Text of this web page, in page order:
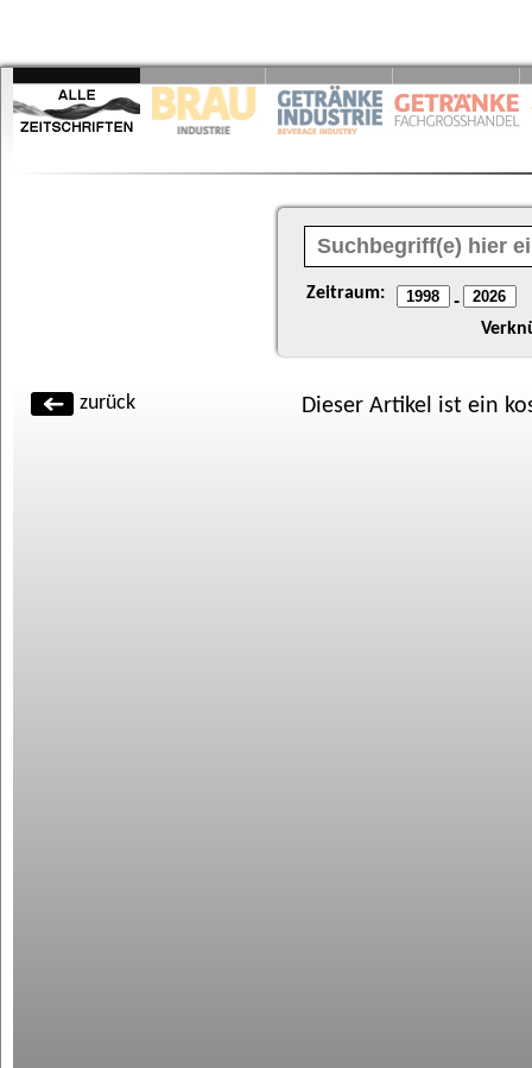
Zeitraum: -
zurück Dieser Artikel ist ein